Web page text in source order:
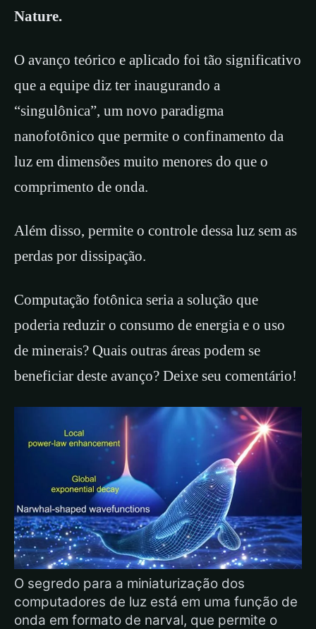
Nature.
O avanço teórico e aplicado foi tão significativo
que a equipe diz ter inaugurando a
“singulônica”, um novo paradigma
nanofotônico que permite o confinamento da
luz em dimensões muito menores do que o
comprimento de onda.
Além disso, permite o controle dessa luz sem as
perdas por dissipação.
Computação fotônica seria a solução que
poderia reduzir o consumo de energia e o uso
de minerais? Quais outras áreas podem se
beneficiar deste avanço? Deixe seu comentário!
O segredo para a miniaturização dos
computadores de luz está em uma função de
onda em formato de narval, que permite o